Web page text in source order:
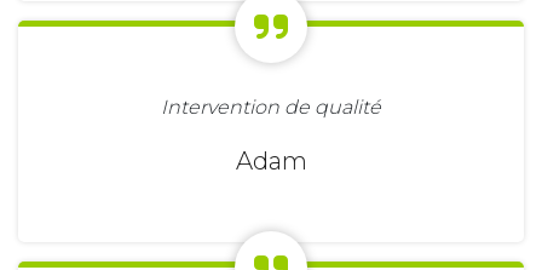
Intervention de qualité
Adam